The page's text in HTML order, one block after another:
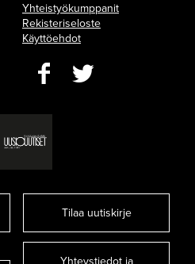
Yhteistyökumppanit
Rekisteriseloste
Käyttöehdot
Tilaa uutiskirje
Yhteystiedot ja